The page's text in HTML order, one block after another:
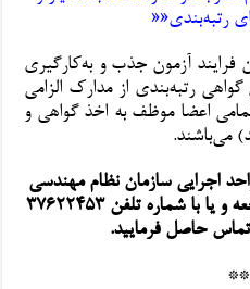
رتبه‌بندی««
آزمون جذب و به‌کارگیری
رتبه‌بندی از مدارک الزامی
اعضا موظف به اخذ گواهی و
می‌باشند.
اجرایی سازمان نظام مهندسی
کشاورزی شهرستان سراوان مراجعه و یا با شماره تلفن ۳۷۶۲۲۴۵۳